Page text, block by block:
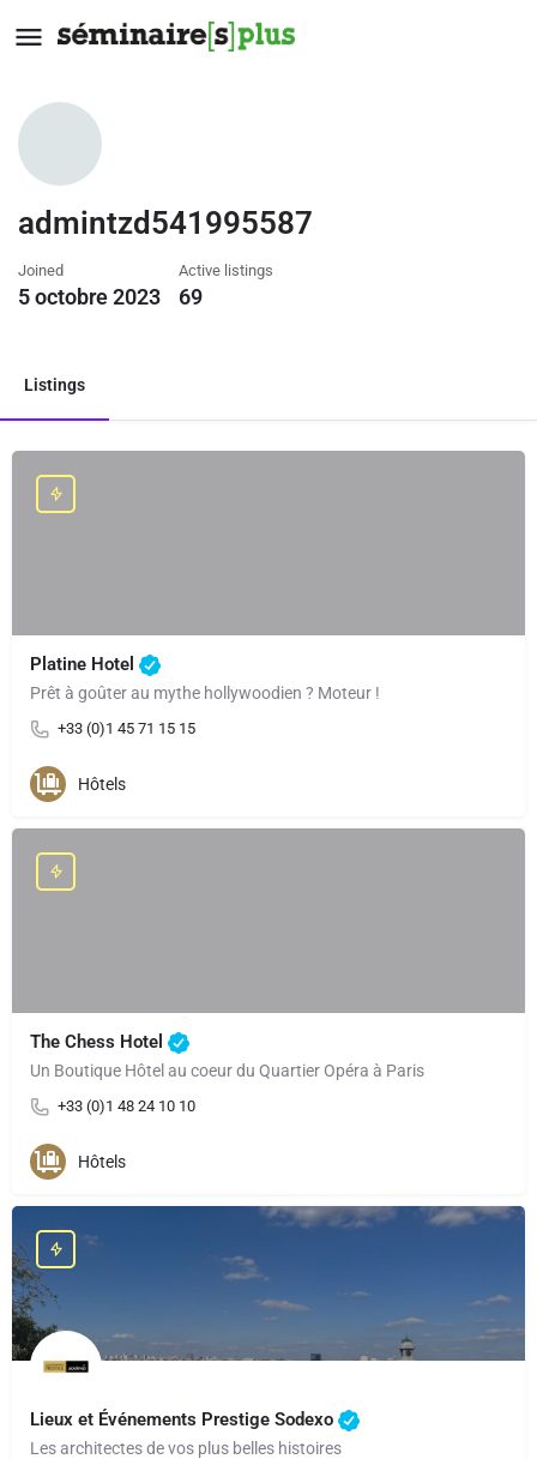
admintzd541995587
Joined
5 octobre 2023
Active listings
69
Listings
Platine Hotel
Prêt à goûter au mythe hollywoodien ? Moteur !
+33 (0)1 45 71 15 15
Hôtels
The Chess Hotel
Un Boutique Hôtel au coeur du Quartier Opéra à Paris
+33 (0)1 48 24 10 10
Hôtels
Lieux et Événements Prestige Sodexo
Les architectes de vos plus belles histoires